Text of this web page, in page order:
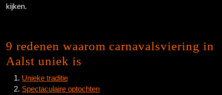
kijken.
9 redenen waarom carnavalsviering in
Aalst uniek is
Unieke traditie
Spectaculaire optochten